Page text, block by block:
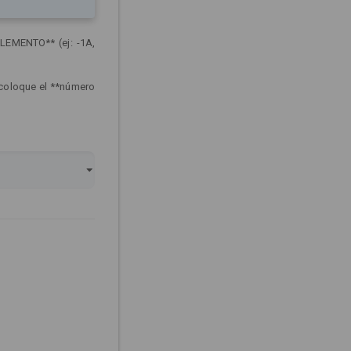
(ej: -1A,
el **número